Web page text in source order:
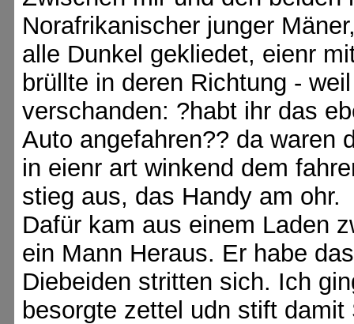
Norafrikanischer junger
alle Dunkel gekliedet, eienr
brüllte in deren Richtung -
verschanden: ?habt ihr das
Auto angefahren?? da waren
in eienr art winkend dem
stieg aus, das Handy am ohr.
Dafür kam aus einem Laden
ein Mann Heraus. Er habe
Diebeiden stritten sich. Ich
besorgte zettel udn stift